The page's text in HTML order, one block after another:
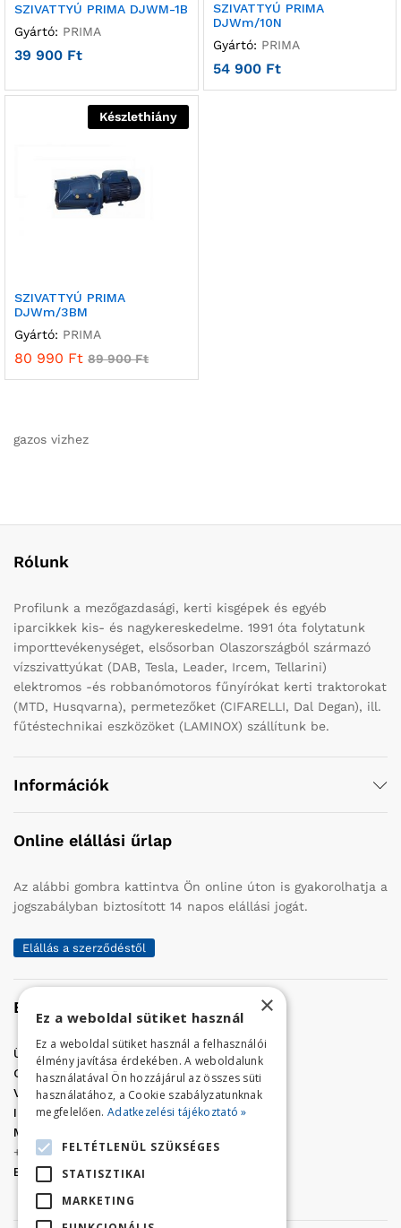
SZIVATTYÚ PRIMA DJWM-1B
Gyártó: PRIMA
39 900 Ft
SZIVATTYÚ PRIMA
DJWm/10N
Gyártó: PRIMA
54 900 Ft
Készlethiány
SZIVATTYÚ PRIMA
DJWm/3BM
Gyártó: PRIMA
80 990 Ft 89 900Ft
gazos vizhez
Rólunk
Profilunk a mezőgazdasági, kerti kisgépek és egyéb
iparcikkek kis- és nagykereskedelme. 1991 óta folytatunk
importtevékenységet, elsősorban Olaszországból származó
vízszivattyúkat (DAB, Tesla, Leader, Ircem, Tellarini)
elektromos -és robbanómotoros fűnyírókat kerti traktorokat
(MTD, Husqvarna), permetezőket (CIFARELLI, Dal Degan), ill.
fűtéstechnikai eszközöket (LAMINOX) szállítunk be.
Információk
Online elállási űrlap
Az alábbi gombra kattintva Ön online úton is gyakorolhatja a
jogszabályban biztosított 14 napos elállási jogát.
Elállás a szerződéstől
Elérhetőség
Üzletünk címe:
Szolnok, Vércse út 17.
Golf Center Áruház:06 (56) 423-324
VÁR-Kert Áruház: 06 (56) 429-771
Iroda:06 (56) 421-857
Megrendelés, termék információ:
+36 (70) 938-3356
E-mail:
golfaruhaz@gmail.com
×
Ez a weboldal sütiket használ
Ez a weboldal sütiket használ a felhasználói
élmény javítása érdekében. A weboldalunk
használatával Ön hozzájárul az összes süti
használatához, a Cookie szabályzatunknak
megfelelően. Adatkezelési tájékoztató »
FELTÉTLENÜL SZÜKSÉGES
STATISZTIKAI
MARKETING